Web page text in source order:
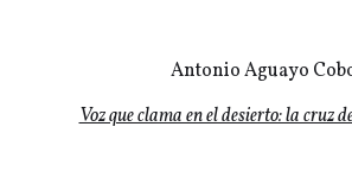
Antonio Aguayo
Voz que clama en el desierto: la cruz